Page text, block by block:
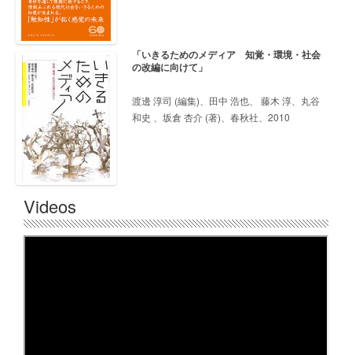
「いきるためのメディア 知覚・環境・社会
の改編に向けて」
渡邊 淳司 (編集)、田中 浩也、 藤木 淳、丸谷
和史 、坂倉 杏介 (著)、春秋社、2010
Videos